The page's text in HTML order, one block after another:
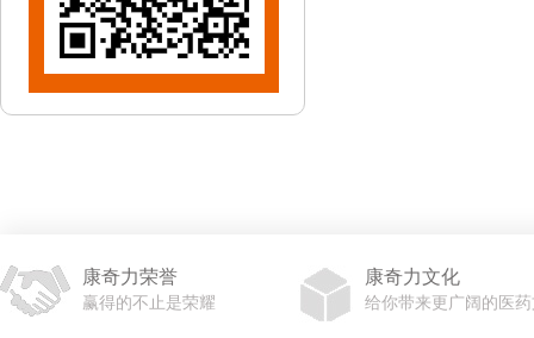
康奇力荣誉
赢得的不止是荣耀
康奇力文化
给你带来更广阔的医